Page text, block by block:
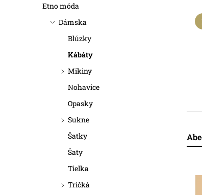
n
Etno móda
Dámska
Blúzky
Kábáty
Mikiny
Nohavice
Opasky
Sukne
Šatky
Šaty
Tielka
Tričká
R
dV